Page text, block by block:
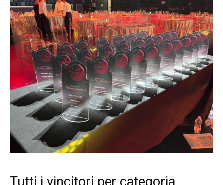
Tutti i vincitori per categoria